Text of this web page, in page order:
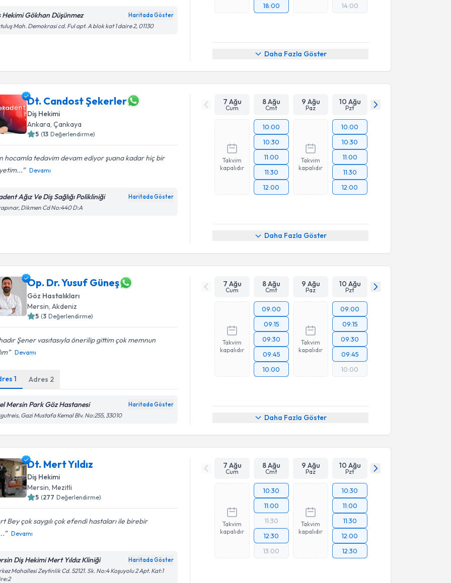
Hekimi Gökhan Düşünmez Haritada Göster
Mah. Demokrasi cd. Ful apt. A blok kat 1 daire 2, 01130
18:00
14:00
Daha Fazla Göster
Dt. Candost Şekerler
Diş Hekimi
Ankara, Çankaya
5 (13 Değerlendirme)
hocamla tedavim devam ediyor şuana kadar hiç bir
Devamı
Ağız Ve Diş Sağlığı Polikliniği Haritada Göster
Dikmen Cd No:440 D:A
7 Ağu
Cum
8 Ağu
Cmt
9 Ağu
Paz
10 Ağu
Pzt
Takvim
kapalıdır
10:00
10:30
11:00
11:30
12:00
Takvim
kapalıdır
10:00
10:30
11:00
11:30
12:00
Daha Fazla Göster
Op. Dr. Yusuf Güneş
Göz Hastalıkları
Mersin , Akdeniz
5 (3 Değerlendirme)
Şener vasıtasıyla önerilip gittim çok memnun
Devamı
1 Adres 2
Mersin Park Göz Hastanesi Haritada Göster
Gazi Mustafa Kemal Blv. No:255, 33010
7 Ağu
Cum
8 Ağu
Cmt
9 Ağu
Paz
10 Ağu
Pzt
Takvim
kapalıdır
09:00
09:15
09:30
09:45
10:00
Takvim
kapalıdır
09:00
09:15
09:30
09:45
10:00
Daha Fazla Göster
Dt. Mert Yıldız
Diş Hekimi
Mersin, Mezitli
5 (277 Değerlendirme)
Bey çok saygılı çok efendi hastaları ile birebir
Devamı
Diş Hekimi Mert Yıldız Kliniği Haritada Göster
Mahallesi Zeytinlik Cd. 52121. Sk. No:4 Koşuyolu 2 Apt. Kat:1
7 Ağu
Cum
8 Ağu
Cmt
9 Ağu
Paz
10 Ağu
Pzt
Takvim
kapalıdır
10:30
11:00
11:30
12:30
13:00
Takvim
kapalıdır
10:30
11:00
11:30
12:00
12:30